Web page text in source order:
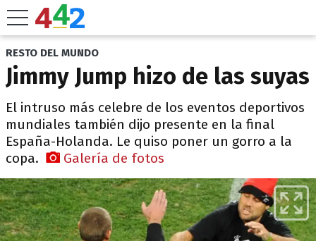
RESTO DEL MUNDO
Jimmy Jump hizo de las suyas
El intruso más celebre de los eventos deportivos
mundiales también dijo presente en la final
España-Holanda. Le quiso poner un gorro a la
copa.
Galería de fotos